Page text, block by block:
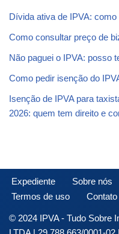
Dívida ativa de IPVA:
Como consultar preço de
Não paguei o IPVA: posso
Como pedir isenção do
Isenção de IPVA para
2026: quem tem direito e
Expediente Sobre nós
Termos de uso
Contato
© 2024 IPVA - Tudo Sobre